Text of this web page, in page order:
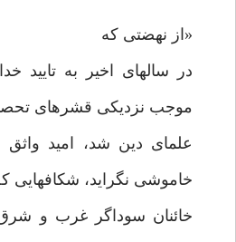
«از نهضتی که
در سالهای اخیر به تایید
موجب نزدیکی قشرهای
علمای دین شد، امید واثق
خاموشی نگراید، شکافهایی
خائنان سوداگر غرب و